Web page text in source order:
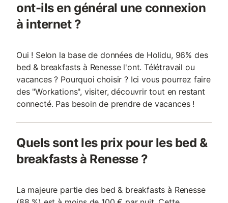
ont-ils en général une connexion
à internet ?
Oui ! Selon la base de données de Holidu, 96% des
bed & breakfasts à Renesse l'ont. Télétravail ou
vacances ? Pourquoi choisir ? Ici vous pourrez faire
des "Workations", visiter, découvrir tout en restant
connecté. Pas besoin de prendre de vacances !
Quels sont les prix pour les bed &
breakfasts à Renesse ?
La majeure partie des bed & breakfasts à Renesse